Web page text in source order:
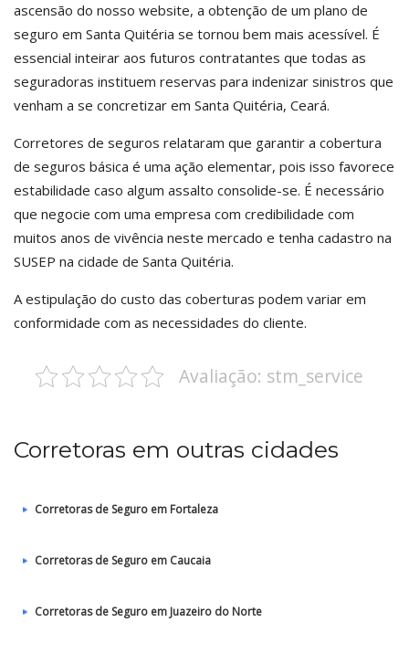
ascensão do nosso website, a obtenção de um plano de
seguro em Santa Quitéria se tornou bem mais acessível. É
essencial inteirar aos futuros contratantes que todas as
seguradoras instituem reservas para indenizar sinistros que
venham a se concretizar em Santa Quitéria, Ceará.
Corretores de seguros relataram que garantir a cobertura
de seguros básica é uma ação elementar, pois isso favorece
estabilidade caso algum assalto consolide-se. É necessário
que negocie com uma empresa com credibilidade com
muitos anos de vivência neste mercado e tenha cadastro na
SUSEP na cidade de Santa Quitéria.
A estipulação do custo das coberturas podem variar em
conformidade com as necessidades do cliente.
Avaliação: stm_service
Corretoras em outras cidades
Corretoras de Seguro em Fortaleza
Corretoras de Seguro em Caucaia
Corretoras de Seguro em Juazeiro do Norte